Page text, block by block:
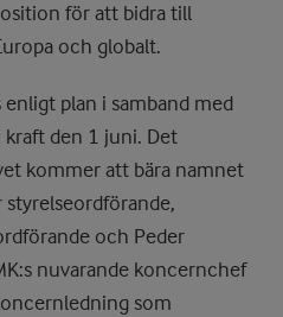
för att bidra till
och globalt.
plan i samband med
den 1 juni. Det
kommer att bära namnet
styrelseordförande,
och Peder
nuvarande koncernchef
som